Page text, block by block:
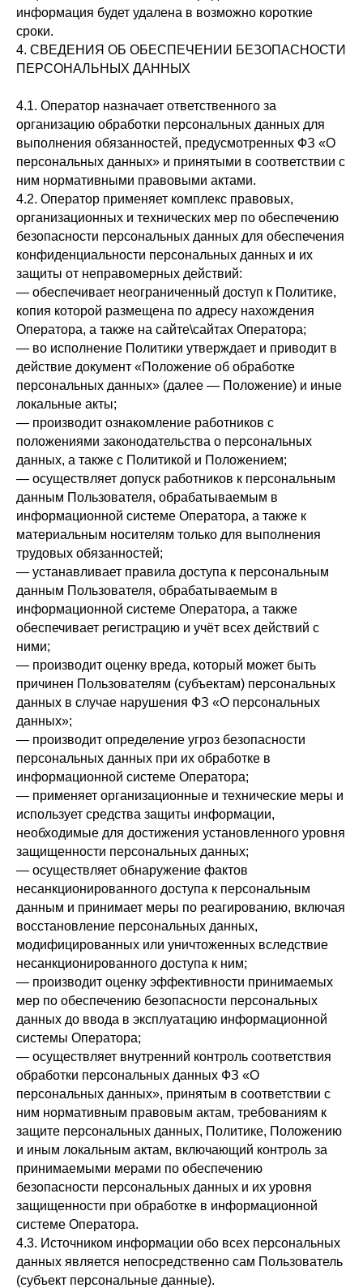
информация будет удалена в возможно короткие
сроки.
4. СВЕДЕНИЯ ОБ ОБЕСПЕЧЕНИИ БЕЗОПАСНОСТИ
ПЕРСОНАЛЬНЫХ ДАННЫХ
4.1. Оператор назначает ответственного за
организацию обработки персональных данных для
выполнения обязанностей, предусмотренных ФЗ «О
персональных данных» и принятыми в соответствии с
ним нормативными правовыми актами.
4.2. Оператор применяет комплекс правовых,
организационных и технических мер по обеспечению
безопасности персональных данных для обеспечения
конфиденциальности персональных данных и их
защиты от неправомерных действий:
— обеспечивает неограниченный доступ к Политике,
копия которой размещена по адресу нахождения
Оператора, а также на сайте\сайтах Оператора;
— во исполнение Политики утверждает и приводит в
действие документ «Положение об обработке
персональных данных» (далее — Положение) и иные
локальные акты;
— производит ознакомление работников с
положениями законодательства о персональных
данных, а также с Политикой и Положением;
— осуществляет допуск работников к персональным
данным Пользователя, обрабатываемым в
информационной системе Оператора, а также к
материальным носителям только для выполнения
трудовых обязанностей;
— устанавливает правила доступа к персональным
данным Пользователя, обрабатываемым в
информационной системе Оператора, а также
обеспечивает регистрацию и учёт всех действий с
ними;
— производит оценку вреда, который может быть
причинен Пользователям (субъектам) персональных
данных в случае нарушения ФЗ «О персональных
данных»;
— производит определение угроз безопасности
персональных данных при их обработке в
информационной системе Оператора;
— применяет организационные и технические меры и
использует средства защиты информации,
необходимые для достижения установленного уровня
защищенности персональных данных;
— осуществляет обнаружение фактов
несанкционированного доступа к персональным
данным и принимает меры по реагированию, включая
восстановление персональных данных,
модифицированных или уничтоженных вследствие
несанкционированного доступа к ним;
— производит оценку эффективности принимаемых
мер по обеспечению безопасности персональных
данных до ввода в эксплуатацию информационной
системы Оператора;
— осуществляет внутренний контроль соответствия
обработки персональных данных ФЗ «О
персональных данных», принятым в соответствии с
ним нормативным правовым актам, требованиям к
защите персональных данных, Политике, Положению
и иным локальным актам, включающий контроль за
принимаемыми мерами по обеспечению
безопасности персональных данных и их уровня
защищенности при обработке в информационной
системе Оператора.
4.3. Источником информации обо всех персональных
данных является непосредственно сам Пользователь
(субъект персональные данные).